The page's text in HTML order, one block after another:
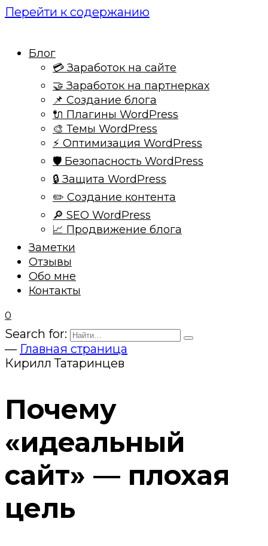
Перейти к содержанию
Блог
💳 Заработок на сайте
🤝 Заработок на партнерках
📌 Создание блога
🔌 Плагины WordPress
🎨 Темы WordPress
⚡ Оптимизация WordPress
🛡️ Безопасность WordPress
🔒 Защита WordPress
✏️ Создание контента
🔎 SEO WordPress
📈 Продвижение блога
Заметки
Отзывы
Обо мне
Контакты
0
Search for:
— Главная страница
Кирилл Татаринцев
Почему
«идеальный
сайт» — плохая
цель